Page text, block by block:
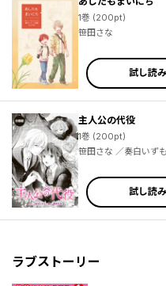
1巻 (200pt)
笹田さな
試し読み
主人公の代役
1巻 (200pt)
笹田さな ／奏白いずも
試し読み
ラブストーリー